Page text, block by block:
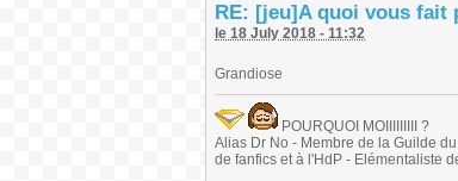
RE: [jeu]A quoi vous fait
le 18 July 2018 - 11:32
Grandiose
POURQUOI MOIIIIIIIII ?
Alias Dr No - Membre de la Guilde
de fanfics et à l'HdP - Elémentaliste